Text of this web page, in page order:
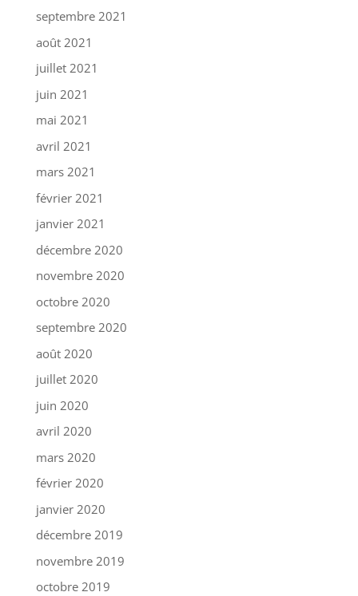
septembre 2021
août 2021
juillet 2021
juin 2021
mai 2021
avril 2021
mars 2021
février 2021
janvier 2021
décembre 2020
novembre 2020
octobre 2020
septembre 2020
août 2020
juillet 2020
juin 2020
avril 2020
mars 2020
février 2020
janvier 2020
décembre 2019
novembre 2019
octobre 2019